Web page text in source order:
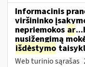
Informacinis
viršininko
nepriemokos ar
nusižengimą
išdėstymo
Web turinio sąrašas